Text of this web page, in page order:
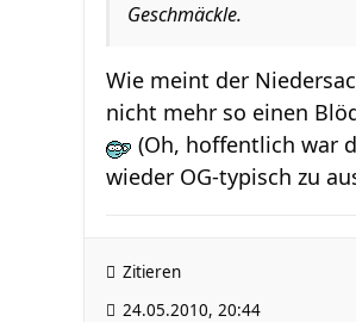
Geschmäckle.
Wie meint der
nicht mehr so einen
(Oh, hoffentlich war
wieder OG-typisch zu
Zitieren
24.05.2010, 20:44